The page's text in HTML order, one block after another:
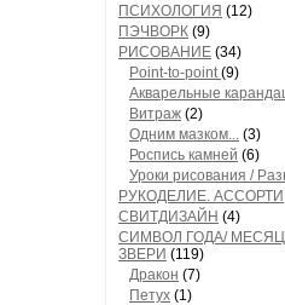
ПСИХОЛОГИЯ (12)
ПЭЧВОРК (9)
РИСОВАНИЕ (34)
Point-to-point(9)
Акварельные
Витраж (2)
Одним мазком... (3)
Роспись камней (6)
Уроки рисования /
РУКОДЕЛИЕ. АССОРТИ
СВИТДИЗАЙН (4)
СИМВОЛ ГОДА/
ЗВЕРИ (119)
Дракон (7)
Петух (1)